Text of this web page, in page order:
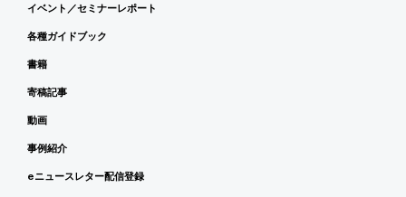
イベント／セミナーレポート
各種ガイドブック
書籍
寄稿記事
動画
事例紹介
eニュースレター配信登録